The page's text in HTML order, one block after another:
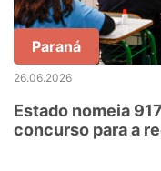
Paraná
26.06.2026
Estado nomeia
concurso para a